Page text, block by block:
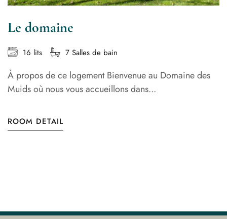
Le domaine
16 lits 7 Salles de bain
À propos de ce logement Bienvenue au Domaine des
Muids où nous vous accueillons dans...
ROOM DETAIL